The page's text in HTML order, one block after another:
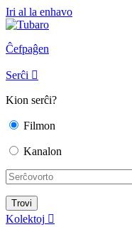
Iri al la enhavo
Ĉefpaĝen
Serĉi 
Kion serĉi?
Filmon
Kanalon
Kolektoj 